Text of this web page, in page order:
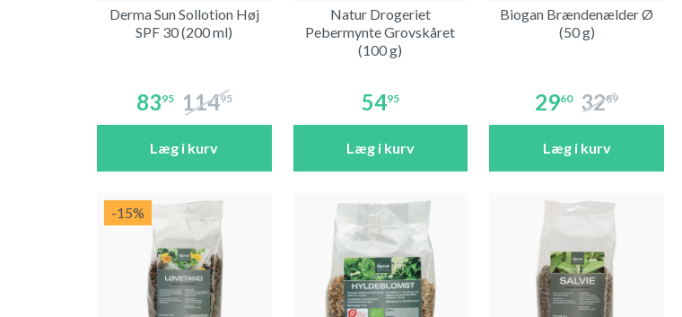
Derma Sun Sollotion Høj
SPF 30 (200 ml)
8395 11495
Læg i kurv
Natur Drogeriet
Pebermynte Grovskåret
(100 g)
5495
Læg i kurv
Biogan Brændenælder Ø
(50 g)
2960 3289
Læg i kurv
-15%